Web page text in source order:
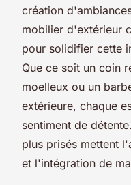
création
mobilier d'extérieur
pour solidifier cette
Que ce soit un coin
moelleux ou un
extérieure, chaque
sentiment de
plus prisés mettent
et l'intégration de